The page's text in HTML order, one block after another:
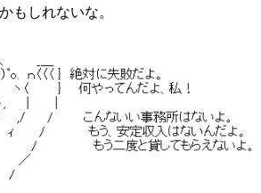
もしれないな。